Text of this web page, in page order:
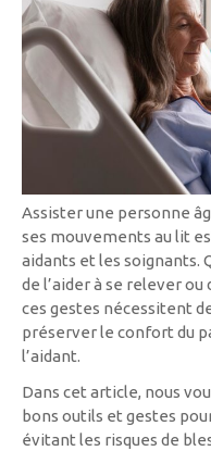
Assister une personne
ses mouvements au lit
aidants et les soignants.
de l’aider à se relever
ces gestes nécessitent
préserver le confort du
l’aidant.
Dans cet article, nous
bons outils et gestes
évitant les risques de